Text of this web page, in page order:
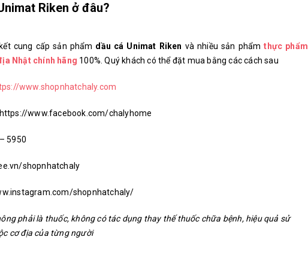
Riken ở đâu?
cung cấp sản phẩm dầu cá Unimat Riken và nhiều sản phẩmthực phẩm
Nhật chính hãng 100%. Quý khách có thể đặt mua bằng các cách sau
www.shopnhatchaly.com
www.facebook.com/chalyhome
5950
shopnhatchaly
shopnhatchaly/
phải là thuốc, không có tác dụng thay thế thuốc chữa bệnh, hiệu quả sử
cơ địa của từng người